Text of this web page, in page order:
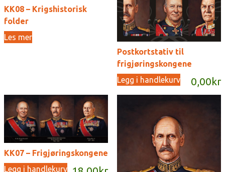
KK08 – Krigshistorisk
folder
Les mer
Postkortstativ til
frigjøringskongene
0,00 kr
Legg i handlekurv
KK07 – Frigjøringskongene
Legg i handlekurv